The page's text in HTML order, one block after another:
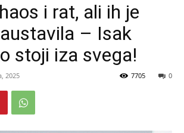
i rat, ali ih je
– Isak
stoji iza svega!
2025 0
7705